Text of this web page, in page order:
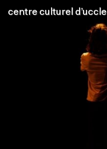
centre culturel d’uccle